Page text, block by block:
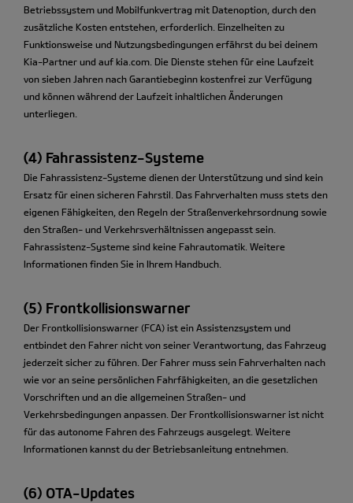
Betriebssystem und Mobilfunkvertrag mit Datenoption, durch den
zusätzliche Kosten entstehen, erforderlich. Einzelheiten zu
Funktionsweise und Nutzungsbedingungen erfährst du bei deinem
Kia-Partner und auf kia.com. Die Dienste stehen für eine Laufzeit
von sieben Jahren nach Garantiebeginn kostenfrei zur Verfügung
und können während der Laufzeit inhaltlichen Änderungen
unterliegen.
(4) Fahrassistenz-Systeme
Die Fahrassistenz-Systeme dienen der Unterstützung und sind kein
Ersatz für einen sicheren Fahrstil. Das Fahrverhalten muss stets den
eigenen Fähigkeiten, den Regeln der Straßenverkehrsordnung sowie
den Straßen- und Verkehrsverhältnissen angepasst sein.
Fahrassistenz-Systeme sind keine Fahrautomatik. Weitere
Informationen finden Sie in Ihrem Handbuch.
(5) Frontkollisionswarner
Der Frontkollisionswarner (FCA) ist ein Assistenzsystem und
entbindet den Fahrer nicht von seiner Verantwortung, das Fahrzeug
jederzeit sicher zu führen. Der Fahrer muss sein Fahrverhalten nach
wie vor an seine persönlichen Fahrfähigkeiten, an die gesetzlichen
Vorschriften und an die allgemeinen Straßen- und
Verkehrsbedingungen anpassen. Der Frontkollisionswarner ist nicht
für das autonome Fahren des Fahrzeugs ausgelegt. Weitere
Informationen kannst du der Betriebsanleitung entnehmen.
(6) OTA-Updates